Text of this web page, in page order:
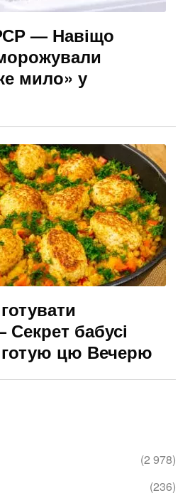
— Навіщо
мило» у
бабусі
готую цю Вечерю
(2 978)
(236)